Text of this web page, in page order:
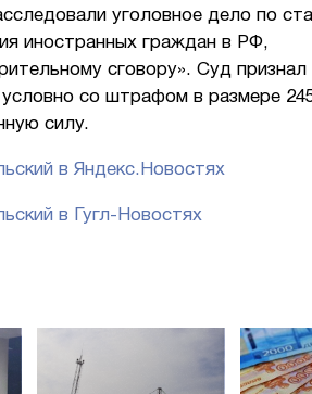
уголовное дело по
иностранных граждан в РФ,
сговору». Суд
со штрафом в размере
силу.
в Яндекс.Новостях
в Гугл-Новостях